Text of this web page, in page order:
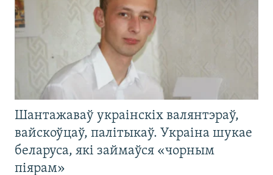
Шантажаваў украінскіх валянтэраў,
вайскоўцаў, палітыкаў. Украіна шукае
беларуса, які займаўся «чорным
піярам»